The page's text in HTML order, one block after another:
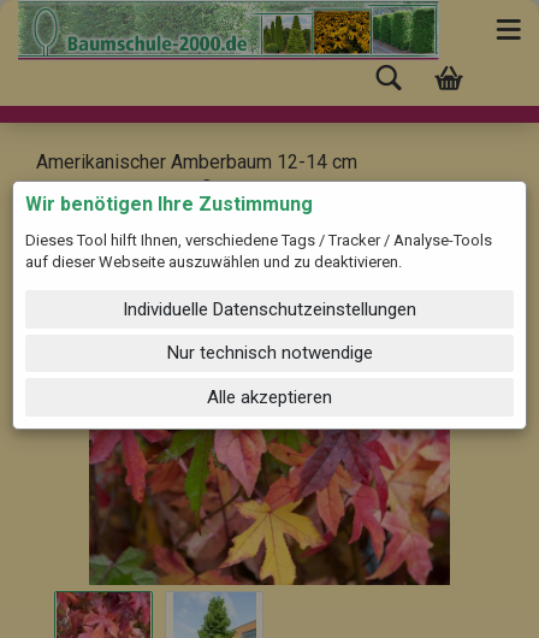
Amerikanischer Amberbaum 12-14 cm
Liquidambar styraciflua
Wir benötigen Ihre Zustimmung
Dieses Tool hilft Ihnen, verschiedene Tags / Tracker / Analyse-Tools
auf dieser Webseite auszuwählen und zu deaktivieren.
Individuelle Datenschutzeinstellungen
Nur technisch notwendige
Alle akzeptieren